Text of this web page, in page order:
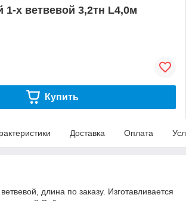
1-х ветвевой 3,2тн L4,0м
Купить
Доставка Оплата
длина по заказу. Изготавливается